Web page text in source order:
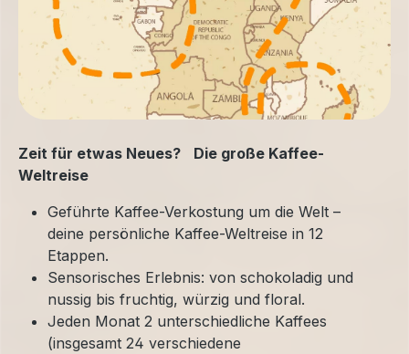
Zeit für etwas Neues? Die große Kaffee-
Weltreise
Geführte Kaffee-Verkostung um die Welt –
deine persönliche Kaffee-Weltreise in 12
Etappen.
Sensorisches Erlebnis: von schokoladig und
nussig bis fruchtig, würzig und floral.
Jeden Monat 2 unterschiedliche Kaffees
(insgesamt 24 verschiedene